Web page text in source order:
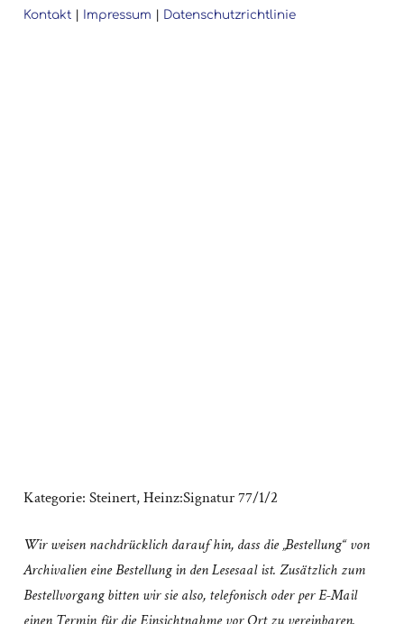
Kategorie: Steinert, Heinz:Signatur 77/1/2
Wir weisen nachdrücklich darauf hin, dass die „Bestellung“ von
Archivalien eine Bestellung in den Lesesaal ist. Zusätzlich zum
Bestellvorgang bitten wir sie also, telefonisch oder per E-Mail